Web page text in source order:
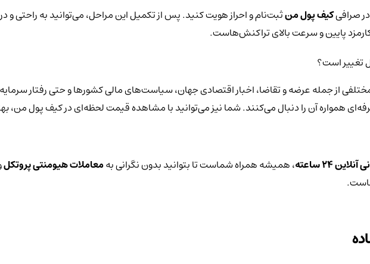
صرافیکیف پول منثبت‌نام و احراز هویت کنید. پس از تکمیل این مراحل، می‌توانید به راحتی
پایین و سرعت بالای تراکنش‌هاست.
تغییر است؟
از جمله عرضه و تقاضا، اخبار اقتصادی جهان، سیاست‌های مالی کشورها و حتی رفتار
همواره آن را دنبال می‌کنند. شما نیز می‌توانید با مشاهده قیمت لحظه‌ای در کیف پول من،
۲۴ ساعته ، همیشه همراه شماست تا بتوانید بدون نگرانی بهمعاملات هیومنتی پروتکل